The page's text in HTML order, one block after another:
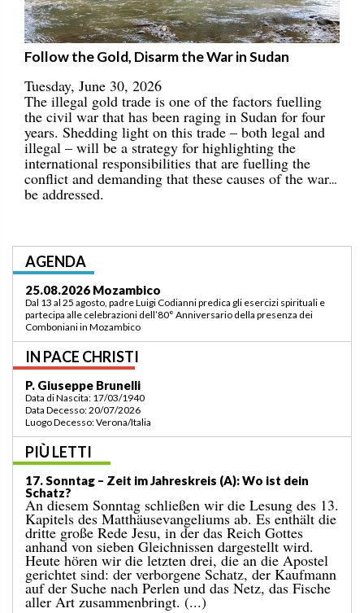
Follow the Gold, Disarm the War in Sudan
Tuesday, June 30, 2026
The illegal gold trade is one of the factors fuelling
the civil war that has been raging in Sudan for four
years. Shedding light on this trade – both legal and
illegal – will be a strategy for highlighting the
international responsibilities that are fuelling the
conflict and demanding that these causes of the war
be addressed.
AGENDA
03.09.2026 Lomé/Togo
Padre Luigi Codianni e padre Elias Sindjalim partecipano dal 26 agosto al 3
settembre all’incontro della commissione ASCAF sulla riorganizzazione
della regione a Lomé/Togo
IN PACE CHRISTI
P. Bruno Bordonali
Data di Nascita: 01/07/1942
Data Decesso: 13/07/2026
Luogo Decesso: Verona /Italia
PIÙ LETTI
19. Sonntag – Zeit im Jahreskreis (A): „Befiehl mir, zu
dir zu kommen!“
Das Evangelium des vergangenen Sonntags
berichtete uns vom Wunder der Brotvermehrung für
eine große Menschenmenge an einem einsamen Ort.
Es endete damit, dass zwölf Körbe voller übrig
gebliebener Stücke eingesammelt wurden. Auf
dieses Ereignis folgt die bekannte Begebenheit des
heutigen Tages, in der Jesus über das Wasser geht.
[...]